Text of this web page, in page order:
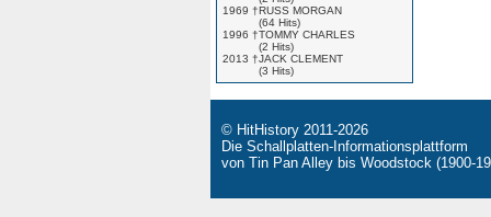
1969 †RUSS MORGAN
(64 Hits)
1996 †TOMMY CHARLES
(2 Hits)
2013 †JACK CLEMENT
(3 Hits)
© HitHistory 2011-2026
Die Schallplatten-Informationsplattform
von Tin Pan Alley bis Woodstock (1900-